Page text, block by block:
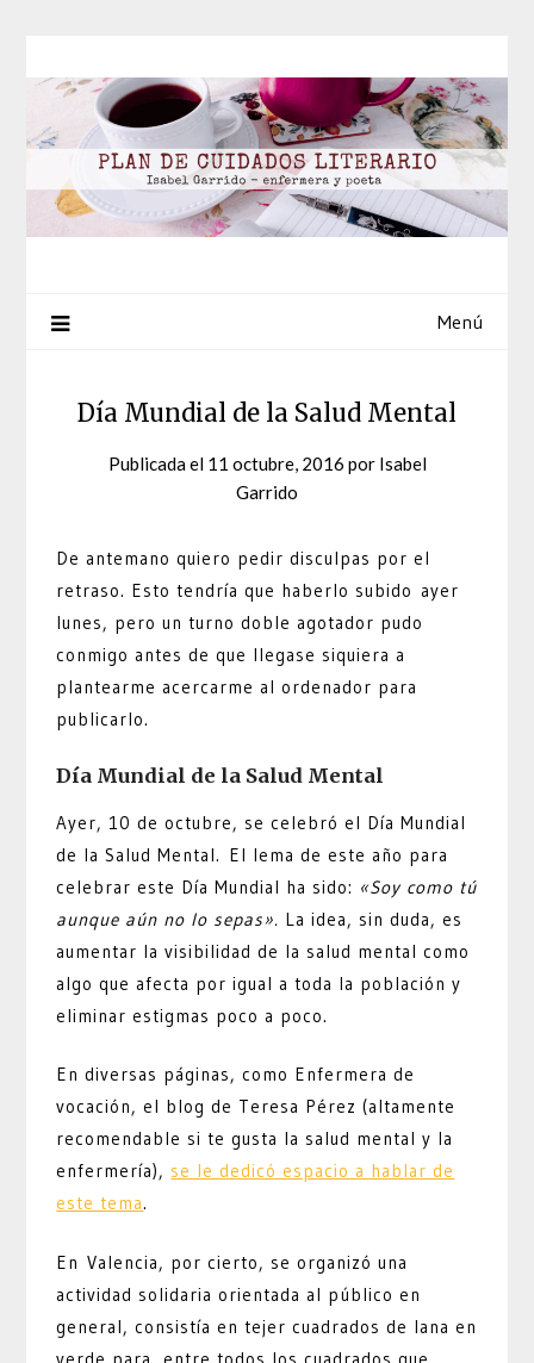
contenido
Menú
Día Mundial de la Salud Mental
Publicada el 11 octubre, 2016 por Isabel
Garrido
De antemano quiero pedir disculpas por el
retraso. Esto tendría que haberlo subido ayer
lunes, pero un turno doble agotador pudo
conmigo antes de que llegase siquiera a
plantearme acercarme al ordenador para
publicarlo.
Día Mundial de la Salud Mental
Ayer, 10 de octubre, se celebró el Día Mundial
de la Salud Mental. El lema de este año para
celebrar este Día Mundial ha sido: «Soy como tú
aunque aún no lo sepas». La idea, sin duda, es
aumentar la visibilidad de la salud mental como
algo que afecta por igual a toda la población y
eliminar estigmas poco a poco.
En diversas páginas, como Enfermera de
vocación, el blog de Teresa Pérez (altamente
recomendable si te gusta la salud mental y la
enfermería), se le dedicó espacio a hablar de
este tema.
En Valencia, por cierto, se organizó una
actividad solidaria orientada al público en
general, consistía en tejer cuadrados de lana en